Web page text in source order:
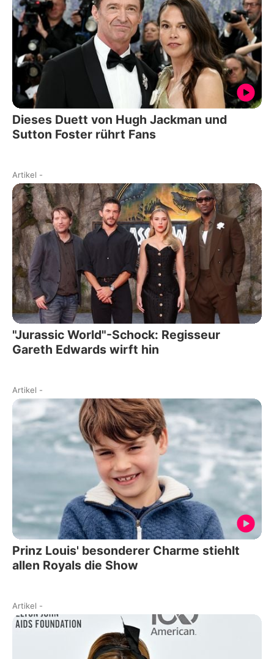
Dieses Duett von Hugh Jackman und
Sutton Foster rührt Fans
Artikel -
"Jurassic World"-Schock: Regisseur
Gareth Edwards wirft hin
Artikel -
Prinz Louis' besonderer Charme stiehlt
allen Royals die Show
Artikel -